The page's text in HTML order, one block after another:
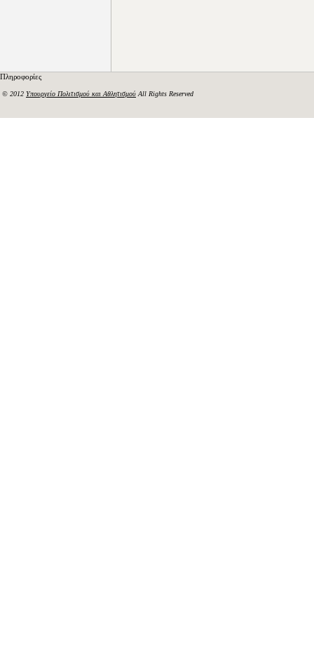
Πληροφορίες
© 2012 Υπουργείο Πολιτισμού και Αθλητισμού All Rights Reserved